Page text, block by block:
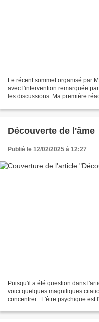
Le récent sommet organisé par
avec l'intervention remarquée
les discussions. Ma première
Découverte de l'âme
Publié le 12/02/2025 à 12:27
Puisqu'il a été question dans
voici quelques magnifiques
concentrer : L'être psychique